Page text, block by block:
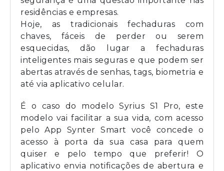
residências e empresas.
Hoje, as tradicionais fechaduras com
chaves, fáceis de perder ou serem
esquecidas, dão lugar a fechaduras
inteligentes mais seguras e que podem ser
abertas através de senhas, tags, biometria e
até via aplicativo celular.
É o caso do modelo Syrius S1 Pro, este
modelo vai facilitar a sua vida, com acesso
pelo App Synter Smart você concede o
acesso à porta da sua casa para quem
quiser e pelo tempo que preferir! O
aplicativo envia notificações de abertura e